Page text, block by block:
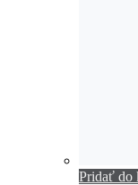
Pridať do